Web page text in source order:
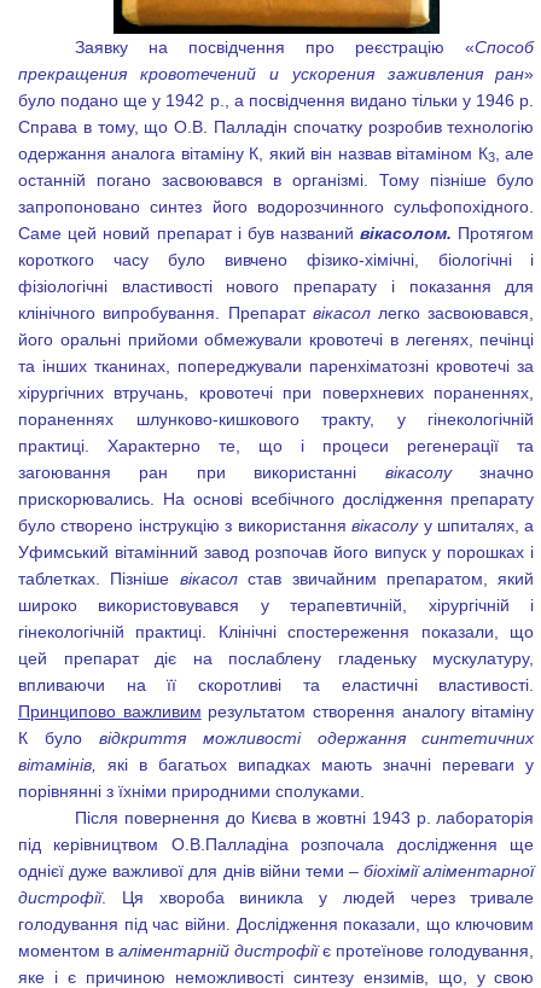
Заявку на посвідчення про реєстрацію «Способ
прекращения кровотечений и ускорения заживления ран»
було подано ще у 1942 р., а посвідчення видано тільки у 1946 р.
Справа в тому, що О.В. Палладін спочатку розробив технологію
одержання аналога вітаміну К, який він назвав вітаміном К3, але
останній погано засвоювався в організмі. Тому пізніше було
запропоновано синтез його водорозчинного сульфопохідного.
Саме цей новий препарат і був названийвікасолом. Протягом
короткого часу було вивчено фізико-хімічні, біологічні і
фізіологічні властивості нового препарату і показання для
клінічного випробування. Препарат вікасоллегко засвоювався,
його оральні прийоми обмежували кровотечі в легенях, печінці
та інших тканинах, попереджували паренхіматозні кровотечі за
хірургічних втручань, кровотечі при поверхневих пораненнях,
пораненнях шлунково-кишкового тракту, у гінекологічній
практиці. Характерно те, що і процеси регенерації та
загоювання ран при використанні вікасолузначно
прискорювались. На основі всебічного дослідження препарату
було створено інструкцію з використаннявікасолуу шпиталях, а
Уфимський вітамінний завод розпочав його випуск у порошках і
таблетках. Пізніше вікасолстав звичайним препаратом, який
широко використовувався у терапевтичній, хірургічній і
гінекологічній практиці. Клінічні спостереження показали, що
цей препарат діє на послаблену гладеньку мускулатуру,
впливаючи на її скоротливі та еластичні властивості.
Принципово важливим результатом створення аналогу вітаміну
К було відкриття можливості одержання синтетичних
вітамінів,
які в багатьох випадках мають значні переваги у
порівнянні з їхніми природними сполуками.
Після повернення до Києва в жовтні 1943 р. лабораторія
під керівництвом О.В.Палладіна розпочала дослідження ще
однієї дуже важливої для днів війни теми –біохімії аліментарної
дистрофії. Ця хвороба виникла у людей через тривале
голодування під час війни. Дослідження показали, що ключовим
моментом валіментарній дистрофіїє протеїнове голодування,
яке і є причиною неможливості синтезу ензимів, що, у свою